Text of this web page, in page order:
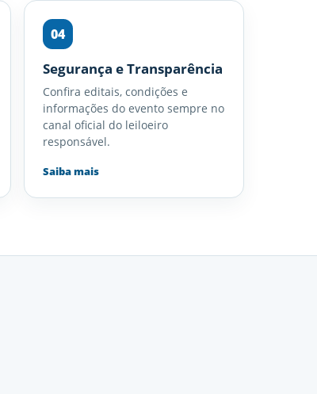
04
Segurança e Transparência
Confira editais, condições e
informações do evento sempre no
canal oficial do leiloeiro
responsável.
Saiba mais